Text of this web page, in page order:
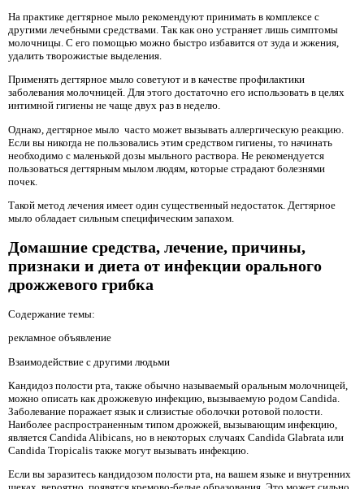
На практике дегтярное мыло рекомендуют принимать в комплексе с
другими лечебными средствами. Так как оно устраняет лишь симптомы
молочницы. С его помощью можно быстро избавится от зуда и жжения,
удалить творожистые выделения.
Применять дегтярное мыло советуют и в качестве профилактики
заболевания молочницей. Для этого достаточно его использовать в целях
интимной гигиены не чаще двух раз в неделю.
Однако, дегтярное мыло часто может вызывать аллергическую реакцию.
Если вы никогда не пользовались этим средством гигиены, то начинать
необходимо с маленькой дозы мыльного раствора. Не рекомендуется
пользоваться дегтярным мылом людям, которые страдают болезнями
почек.
Такой метод лечения имеет один существенный недостаток. Дегтярное
мыло обладает сильным специфическим запахом.
Домашние средства, лечение, причины,
признаки и диета от инфекции орального
дрожжевого грибка
Содержание темы:
рекламное объявление
Взаимодействие с другими людьми
Кандидоз полости рта, также обычно называемый оральным молочницей,
можно описать как дрожжевую инфекцию, вызываемую родом Candida.
Заболевание поражает язык и слизистые оболочки ротовой полости.
Наиболее распространенным типом дрожжей, вызывающим инфекцию,
является Candida Alibicans, но в некоторых случаях Candida Glabrata или
Candida Tropicalis также могут вызывать инфекцию.
Если вы заразитесь кандидозом полости рта, на вашем языке и внутренних